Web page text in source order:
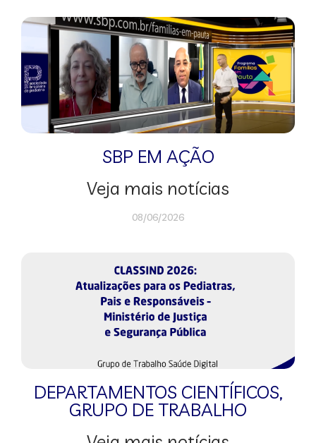
SBP EM AÇÃO
Veja mais notícias
08/06/2026
DEPARTAMENTOS CIENTÍFICOS,
GRUPO DE TRABALHO